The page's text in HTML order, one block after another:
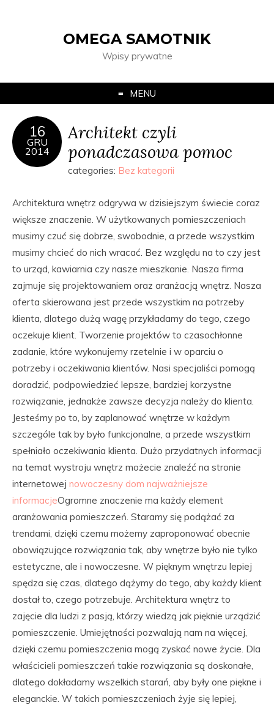
OMEGA SAMOTNIK
Wpisy prywatne
MENU
16
GRU
2014
Architekt czyli
ponadczasowa pomoc
categories: Bez kategorii
Architektura wnętrz odgrywa w dzisiejszym świecie coraz
większe znaczenie. W użytkowanych pomieszczeniach
musimy czuć się dobrze, swobodnie, a przede wszystkim
musimy chcieć do nich wracać. Bez względu na to czy jest
to urząd, kawiarnia czy nasze mieszkanie. Nasza firma
zajmuje się projektowaniem oraz aranżacją wnętrz. Nasza
oferta skierowana jest przede wszystkim na potrzeby
klienta, dlatego dużą wagę przykładamy do tego, czego
oczekuje klient. Tworzenie projektów to czasochłonne
zadanie, które wykonujemy rzetelnie i w oparciu o
potrzeby i oczekiwania klientów. Nasi specjaliści pomogą
doradzić, podpowiedzieć lepsze, bardziej korzystne
rozwiązanie, jednakże zawsze decyzja należy do klienta.
Jesteśmy po to, by zaplanować wnętrze w każdym
szczególe tak by było funkcjonalne, a przede wszystkim
spełniało oczekiwania klienta. Dużo przydatnych informacji
na temat wystroju wnętrz możecie znaleźć na stronie
internetowej nowoczesny dom najważniejsze
informacjeOgromne znaczenie ma każdy element
aranżowania pomieszczeń. Staramy się podążać za
trendami, dzięki czemu możemy zaproponować obecnie
obowiązujące rozwiązania tak, aby wnętrze było nie tylko
estetyczne, ale i nowoczesne. W pięknym wnętrzu lepiej
spędza się czas, dlatego dążymy do tego, aby każdy klient
dostał to, czego potrzebuje. Architektura wnętrz to
zajęcie dla ludzi z pasją, którzy wiedzą jak pięknie urządzić
pomieszczenie. Umiejętności pozwalają nam na więcej,
dzięki czemu pomieszczenia mogą zyskać nowe życie. Dla
właścicieli pomieszczeń takie rozwiązania są doskonałe,
dlatego dokładamy wszelkich starań, aby były one piękne i
eleganckie. W takich pomieszczeniach żyje się lepiej,